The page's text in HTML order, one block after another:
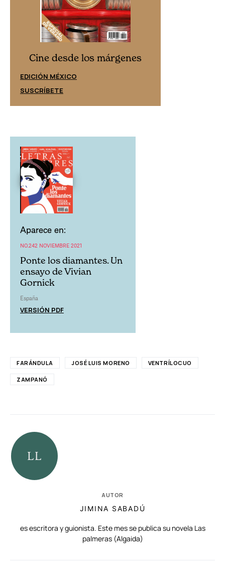
Cine desde los márgenes
EDICIÓN MÉXICO
SUSCRÍBETE
Aparece en:
NO.242 NOVIEMBRE 2021
Ponte los diamantes. Un
ensayo de Vivian
Gornick
España
VERSIÓN PDF
FARÁNDULA JOSÉ LUIS MORENO VENTRÍLOCUO
ZAMPANÓ
AUTOR
JIMINA SABADÚ
es escritora y guionista. Este mes se publica su novela Las
palmeras (Algaida)